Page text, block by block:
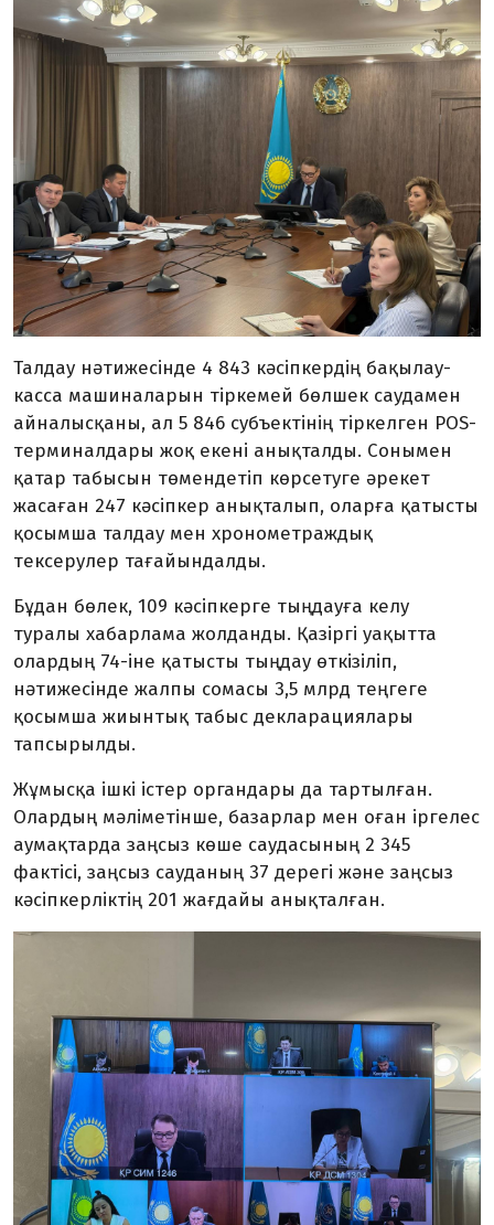
Талдау нәтижесінде 4 843 кәсіпкердің бақылау-
касса машиналарын тіркемей бөлшек саудамен
айналысқаны, ал 5 846 субъектінің тіркелген POS-
терминалдары жоқ екені анықталды. Сонымен
қатар табысын төмендетіп көрсетуге әрекет
жасаған 247 кәсіпкер анықталып, оларға қатысты
қосымша талдау мен хронометраждық
тексерулер тағайындалды.
Бұдан бөлек, 109 кәсіпкерге тыңдауға келу
туралы хабарлама жолданды. Қазіргі уақытта
олардың 74-іне қатысты тыңдау өткізіліп,
нәтижесінде жалпы сомасы 3,5 млрд теңгеге
қосымша жиынтық табыс декларациялары
тапсырылды.
Жұмысқа ішкі істер органдары да тартылған.
Олардың мәліметінше, базарлар мен оған іргелес
аумақтарда заңсыз көше саудасының 2 345
фактісі, заңсыз сауданың 37 дерегі және заңсыз
кәсіпкерліктің 201 жағдайы анықталған.